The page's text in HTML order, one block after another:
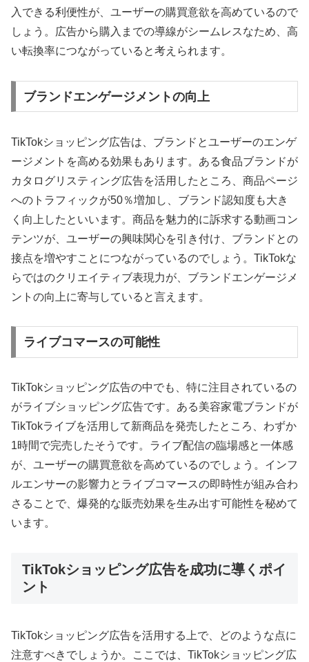
入できる利便性が、ユーザーの購買意欲を高めているので
しょう。広告から購入までの導線がシームレスなため、高
い転換率につながっていると考えられます。
ブランドエンゲージメントの向上
TikTokショッピング広告は、ブランドとユーザーのエンゲ
ージメントを高める効果もあります。ある食品ブランドが
カタログリスティング広告を活用したところ、商品ページ
へのトラフィックが50％増加し、ブランド認知度も大き
く向上したといいます。商品を魅力的に訴求する動画コン
テンツが、ユーザーの興味関心を引き付け、ブランドとの
接点を増やすことにつながっているのでしょう。TikTokな
らではのクリエイティブ表現力が、ブランドエンゲージメ
ントの向上に寄与していると言えます。
ライブコマースの可能性
TikTokショッピング広告の中でも、特に注目されているの
がライブショッピング広告です。ある美容家電ブランドが
TikTokライブを活用して新商品を発売したところ、わずか
1時間で完売したそうです。ライブ配信の臨場感と一体感
が、ユーザーの購買意欲を高めているのでしょう。インフ
ルエンサーの影響力とライブコマースの即時性が組み合わ
さることで、爆発的な販売効果を生み出す可能性を秘めて
います。
TikTokショッピング広告を成功に導くポイ
ント
TikTokショッピング広告を活用する上で、どのような点に
注意すべきでしょうか。ここでは、TikTokショッピング広